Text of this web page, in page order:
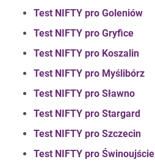
Test NIFTY pro Goleniów
Test NIFTY pro Gryfice
Test NIFTY pro Koszalin
Test NIFTY pro Myślibórz
Test NIFTY pro Sławno
Test NIFTY pro Stargard
Test NIFTY pro Szczecin
Test NIFTY pro Świnoujście